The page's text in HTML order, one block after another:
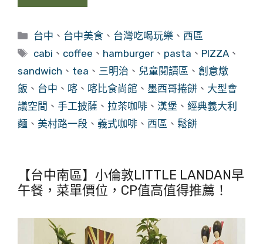
分
台中 、 台中美食 、 台灣吃喝玩樂 、 西區
標
籤
cabi 、 coffee 、 hamburger 、 pasta 、 PIZZA 、
sandwich 、 tea 、 三明治 、 兒童閱讀區 、 創意燉
飯 、 台中 、 喀 、 喀比食尚館 、 墨西哥捲餅 、 大型會
議空間 、 手工披薩 、 拉茶咖啡 、 漢堡 、 經典義大利
麵 、 美村路一段 、 義式咖啡 、 西區 、 鬆餅
【台中南區】小倫敦LITTLE LANDAN早
午餐，菜單價位，CP值高值得推薦！